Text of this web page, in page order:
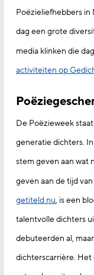
Poëzieliefhebbers
dag een grote
media klinken die
activiteiten op
De Poëzieweek
generatie dichters.
stem geven aan wat
geven aan de tijd van
getiteld nu, is een
talentvolle dichters
debuteerden al,
dichterscarrière. Het